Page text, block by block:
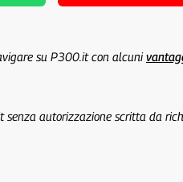
su P300.it con alcuni
autorizzazione scritta da